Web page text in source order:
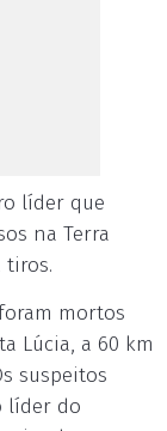
líder que
na Terra
tiros.
mortos
Lúcia, a 60 km
suspeitos
líder do